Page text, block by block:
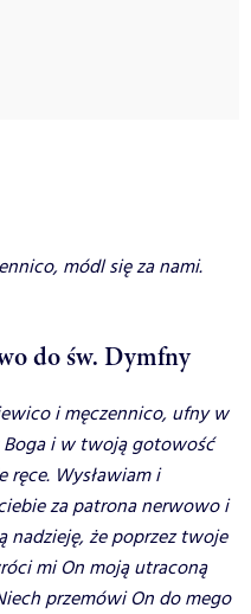
módl się za nami.
do św. Dymfny
i męczennico, ufny w
i w twoją gotowość
Wysławiam i
za patrona nerwowo i
nadzieję, że poprzez twoje
mi On moją utraconą
przemówi On do mego